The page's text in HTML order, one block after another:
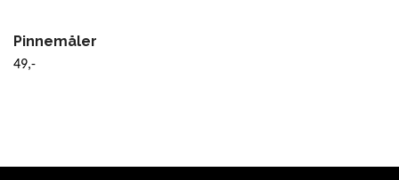
Pinnemåler
49,-